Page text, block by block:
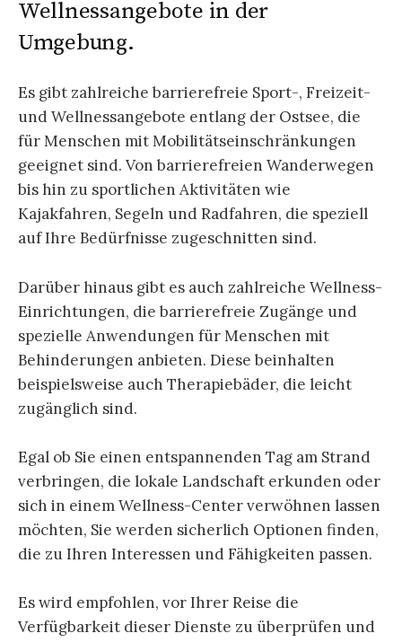
Wellnessangebote in der
Umgebung.
Es gibt zahlreiche barrierefreie Sport-, Freizeit-
und Wellnessangebote entlang der Ostsee, die
für Menschen mit Mobilitätseinschränkungen
geeignet sind. Von barrierefreien Wanderwegen
bis hin zu sportlichen Aktivitäten wie
Kajakfahren, Segeln und Radfahren, die speziell
auf Ihre Bedürfnisse zugeschnitten sind.
Darüber hinaus gibt es auch zahlreiche Wellness-
Einrichtungen, die barrierefreie Zugänge und
spezielle Anwendungen für Menschen mit
Behinderungen anbieten. Diese beinhalten
beispielsweise auch Therapiebäder, die leicht
zugänglich sind.
Egal ob Sie einen entspannenden Tag am Strand
verbringen, die lokale Landschaft erkunden oder
sich in einem Wellness-Center verwöhnen lassen
möchten, Sie werden sicherlich Optionen finden,
die zu Ihren Interessen und Fähigkeiten passen.
Es wird empfohlen, vor Ihrer Reise die
Verfügbarkeit dieser Dienste zu überprüfen und